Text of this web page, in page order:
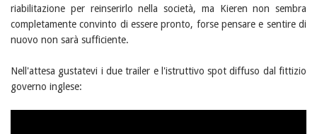
riabilitazione per reinserirlo nella società, ma Kieren non sembra
completamente convinto di essere pronto, forse pensare e sentire di
nuovo non sarà sufficiente.
Nell'attesa gustatevi i due trailer e l'istruttivo spot diffuso dal fittizio
governo inglese: